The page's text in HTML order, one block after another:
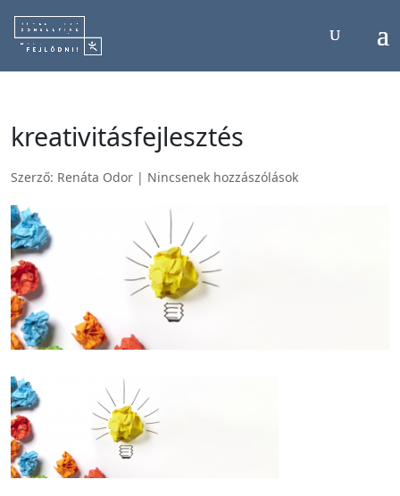
kreativitásfejlesztés
Szerző: Renáta Odor | Nincsenek hozzászólások